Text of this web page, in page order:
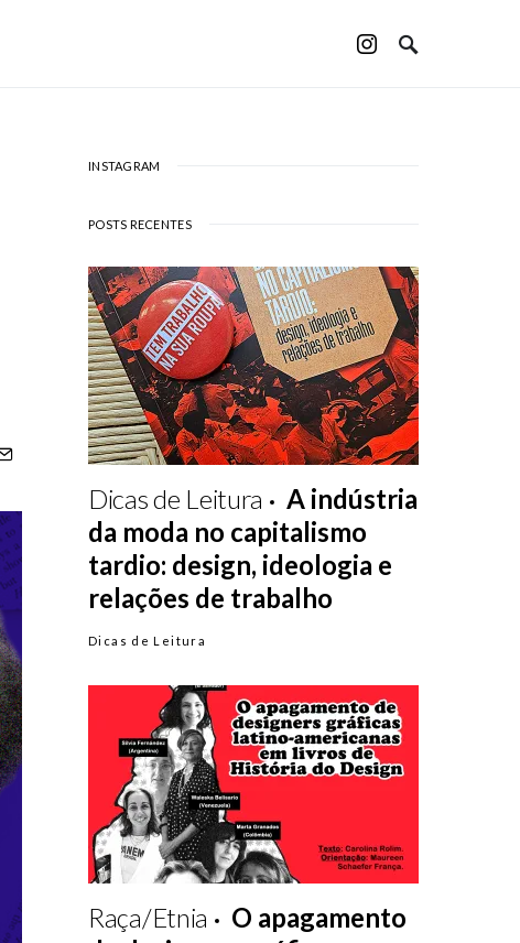
INSTAGRAM
POSTS RECENTES
Dicas de Leitura
A indústria
da moda no capitalismo
tardio: design, ideologia e
relações de trabalho
Dicas de Leitura
Raça/Etnia
O apagamento